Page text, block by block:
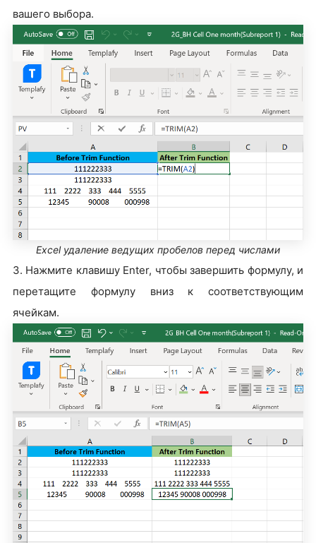
вашего выбора.
Excel удаление ведущих пробелов перед числами
3. Нажмите клавишу Enter, чтобы завершить формулу, и
перетащите формулу вниз к соответствующим
ячейкам.